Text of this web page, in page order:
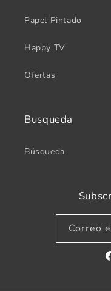
Papel Pintado
Happy TV
Ofertas
Busqueda
Búsqueda
Correo